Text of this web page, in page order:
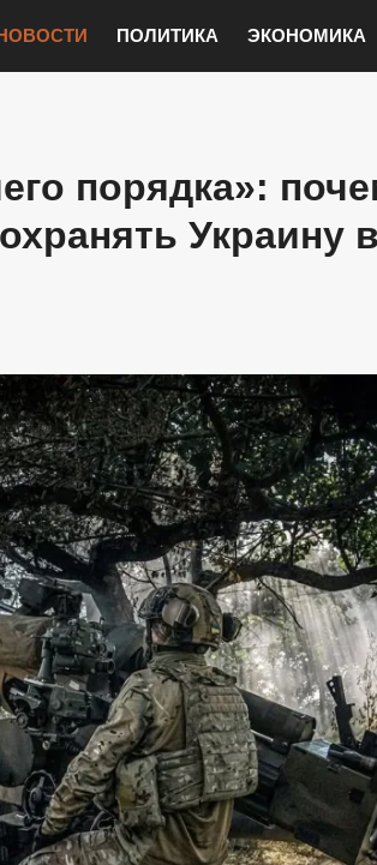
ПОЛИТИКА ЭКОНОМИКА
порядка»:
Украину в